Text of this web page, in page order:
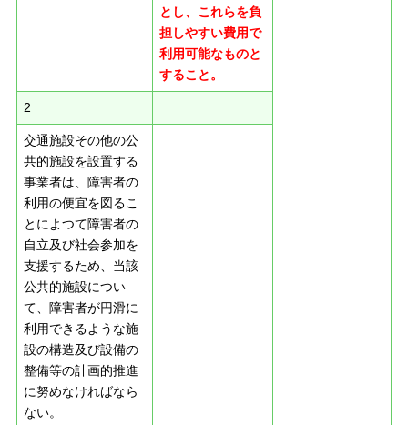
とし、これらを負
担しやすい費用で
利用可能なものと
すること。
2
交通施設その他の公
共的施設を設置する
事業者は、障害者の
利用の便宜を図るこ
とによつて障害者の
自立及び社会参加を
支援するため、当該
公共的施設につい
て、障害者が円滑に
利用できるような施
設の構造及び設備の
整備等の計画的推進
に努めなければなら
ない。